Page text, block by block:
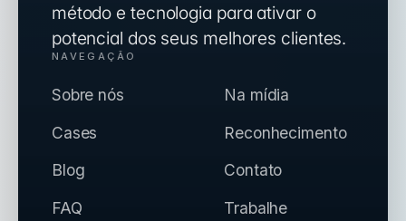
método e tecnologia para ativar o
potencial dos seus melhores clientes.
NAVEGAÇÃO
Sobre nós
Na mídia
Cases
Reconhecimento
Blog
Contato
FAQ
Trabalhe